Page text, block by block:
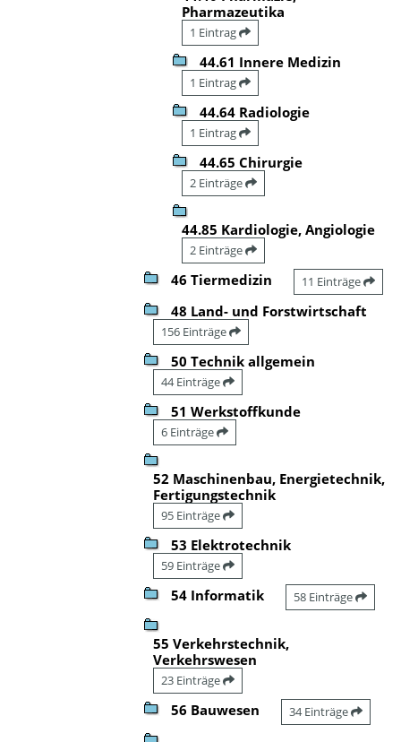
Pharmazeutika
1 Eintrag
44.61 Innere Medizin
1 Eintrag
44.64 Radiologie
1 Eintrag
44.65 Chirurgie
2 Einträge
44.85 Kardiologie, Angiologie
2 Einträge
46 Tiermedizin 11 Einträge
48 Land- und Forstwirtschaft
156 Einträge
50 Technik allgemein
44 Einträge
51 Werkstoffkunde
6 Einträge
52 Maschinenbau, Energietechnik,
Fertigungstechnik
95 Einträge
53 Elektrotechnik
59 Einträge
54 Informatik 58 Einträge
55 Verkehrstechnik,
Verkehrswesen
23 Einträge
56 Bauwesen 34 Einträge